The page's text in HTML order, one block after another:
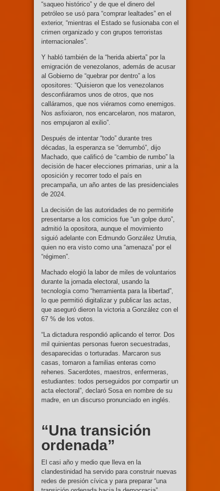
“saqueo histórico” y de que el dinero del
petróleo se usó para “comprar lealtades” en el
exterior, “mientras el Estado se fusionaba con el
crimen organizado y con grupos terroristas
internacionales”.
Y habló también de la “herida abierta” por la
emigración de venezolanos, además de acusar
al Gobierno de “quebrar por dentro” a los
opositores: “Quisieron que los venezolanos
desconfiáramos unos de otros, que nos
calláramos, que nos viéramos como enemigos.
Nos asfixiaron, nos encarcelaron, nos mataron,
nos empujaron al exilio”.
Después de intentar “todo” durante tres
décadas, la esperanza se “derrumbó”, dijo
Machado, que calificó de “cambio de rumbo” la
decisión de hacer elecciones primarias, unir a la
oposición y recorrer todo el país en
precampaña, un año antes de las presidenciales
de 2024.
La decisión de las autoridades de no permitirle
presentarse a los comicios fue “un golpe duro”,
admitió la opositora, aunque el movimiento
siguió adelante con Edmundo González Urrutia,
quien no era visto como una “amenaza” por el
“régimen”.
Machado elogió la labor de miles de voluntarios
durante la jornada electoral, usando la
tecnología como “herramienta para la libertad”,
lo que permitió digitalizar y publicar las actas,
que aseguró dieron la victoria a González con el
67 % de los votos.
“La dictadura respondió aplicando el terror. Dos
mil quinientas personas fueron secuestradas,
desaparecidas o torturadas. Marcaron sus
casas, tomaron a familias enteras como
rehenes. Sacerdotes, maestros, enfermeras,
estudiantes: todos perseguidos por compartir un
acta electoral”, declaró Sosa en nombre de su
madre, en un discurso pronunciado en inglés.
“Una transición
ordenada”
El casi año y medio que lleva en la
clandestinidad ha servido para construir nuevas
redes de presión cívica y para preparar “una